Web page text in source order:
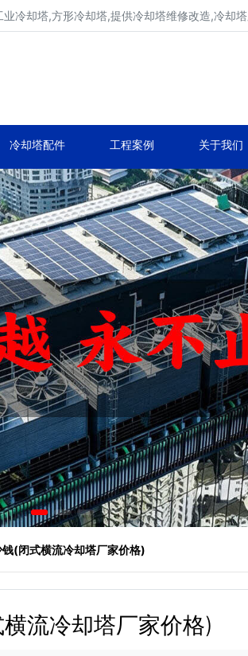
冷却塔,方形冷却塔,提供冷却塔维修改造,冷却
冷却塔配件 工程案例 关于我们
(闭式横流冷却塔厂家价格)
流冷却塔厂家价格)